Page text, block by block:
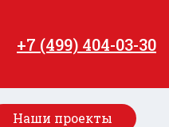
+7 (499) 404-03-30
Наши проекты